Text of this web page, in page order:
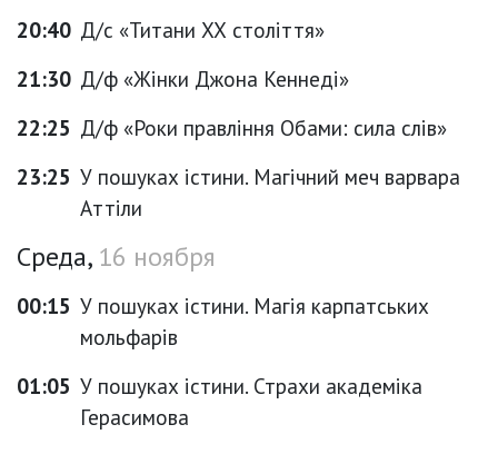
20:40 Д/с «Титани ХХ століття»
21:30 Д/ф «Жінки Джона Кеннеді»
22:25 Д/ф «Роки правління Обами: сила слів»
23:25 У пошуках істини. Магічний меч варвара
Аттіли
Среда, 16 ноября
00:15 У пошуках істини. Магія карпатських
мольфарів
01:05 У пошуках істини. Страхи академіка
Герасимова